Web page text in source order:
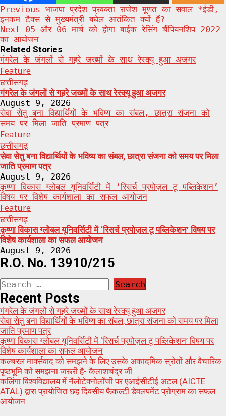
Post
navigation
Previous भाजपा प्रदेश प्रवक्ता राजेश मूणत का सवाल *ईडी,
इनकम टैक्स से मुख्यमंत्री बघेल आतंकित क्यों हैं?
Next 05 और 06 मार्च को होगा बाईक रेसिंग चैंपियनशिप 2022
का आयोजन
Related Stories
गंगरेल के जंगलों से गहरे जख्मों के साथ रेस्क्यू हुआ अजगर
Feature
छत्तीसगढ़
गंगरेल के जंगलों से गहरे जख्मों के साथ रेस्क्यू हुआ अजगर
August 9, 2026
सेवा सेतु बना विद्यार्थियों के भविष्य का संबल, छात्रा संजना को
समय पर मिला जाति प्रमाण पत्र
Feature
छत्तीसगढ़
सेवा सेतु बना विद्यार्थियों के भविष्य का संबल, छात्रा संजना को समय पर मिला
जाति प्रमाण पत्र
August 9, 2026
कृष्णा विकास ग्लोबल यूनिवर्सिटी में ‘रिसर्च प्रपोज़ल टू पब्लिकेशन’
विषय पर विशेष कार्यशाला का सफल आयोजन
Feature
छत्तीसगढ़
कृष्णा विकास ग्लोबल यूनिवर्सिटी में ‘रिसर्च प्रपोज़ल टू पब्लिकेशन’ विषय पर
विशेष कार्यशाला का सफल आयोजन
August 9, 2026
R.O. No. 13910/215
Search
for:
Recent Posts
गंगरेल के जंगलों से गहरे जख्मों के साथ रेस्क्यू हुआ अजगर
सेवा सेतु बना विद्यार्थियों के भविष्य का संबल, छात्रा संजना को समय पर मिला
जाति प्रमाण पत्र
कृष्णा विकास ग्लोबल यूनिवर्सिटी में ‘रिसर्च प्रपोज़ल टू पब्लिकेशन’ विषय पर
विशेष कार्यशाला का सफल आयोजन
कल्चरल मार्क्सवाद को समझने के लिए उसके अकादमिक स्रोतों और वैचारिक
पृष्ठभूमि को समझना जरूरी है- कैलाशचंद्र जी
कलिंगा विश्वविद्यालय में नैलोटेक्नोलॉजी पर एआईसीटीई अटल (AICTE
ATAL) द्वारा प्रायोजित छह दिवसीय फैकल्टी डेवलपमेंट प्रोग्राम का सफल
आयोजन